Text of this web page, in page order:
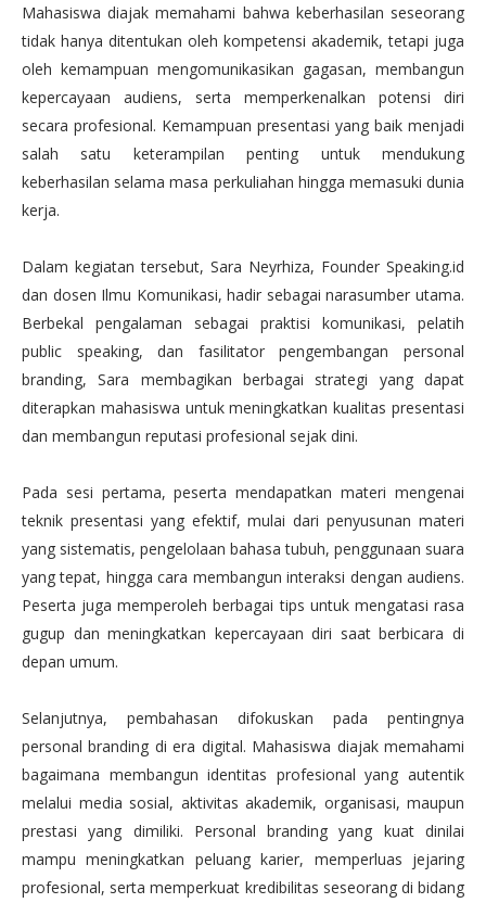
Mahasiswa diajak memahami bahwa keberhasilan seseorang
tidak hanya ditentukan oleh kompetensi akademik, tetapi juga
oleh kemampuan mengomunikasikan gagasan, membangun
kepercayaan audiens, serta memperkenalkan potensi diri
secara profesional. Kemampuan presentasi yang baik menjadi
salah satu keterampilan penting untuk mendukung
keberhasilan selama masa perkuliahan hingga memasuki dunia
kerja.
Dalam kegiatan tersebut, Sara Neyrhiza, Founder Speaking.id
dan dosen Ilmu Komunikasi, hadir sebagai narasumber utama.
Berbekal pengalaman sebagai praktisi komunikasi, pelatih
public speaking, dan fasilitator pengembangan personal
branding, Sara membagikan berbagai strategi yang dapat
diterapkan mahasiswa untuk meningkatkan kualitas presentasi
dan membangun reputasi profesional sejak dini.
Pada sesi pertama, peserta mendapatkan materi mengenai
teknik presentasi yang efektif, mulai dari penyusunan materi
yang sistematis, pengelolaan bahasa tubuh, penggunaan suara
yang tepat, hingga cara membangun interaksi dengan audiens.
Peserta juga memperoleh berbagai tips untuk mengatasi rasa
gugup dan meningkatkan kepercayaan diri saat berbicara di
depan umum.
Selanjutnya, pembahasan difokuskan pada pentingnya
personal branding di era digital. Mahasiswa diajak memahami
bagaimana membangun identitas profesional yang autentik
melalui media sosial, aktivitas akademik, organisasi, maupun
prestasi yang dimiliki. Personal branding yang kuat dinilai
mampu meningkatkan peluang karier, memperluas jejaring
profesional, serta memperkuat kredibilitas seseorang di bidang